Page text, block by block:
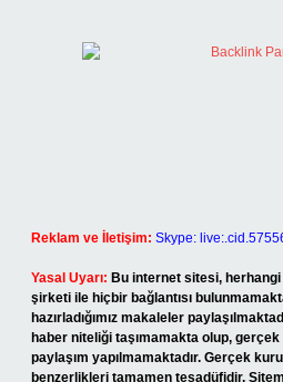
Reklam ve İletişim: Skype:
Yasal Uyarı: Bu internet sitesi,
şirketi ile hiçbir bağlantısı
hazırladığımız makaleler
haber niteliği taşımamakta olup,
paylaşım yapılmamaktadır. Gerçek
benzerlikleri tamamen tesadüfidir.